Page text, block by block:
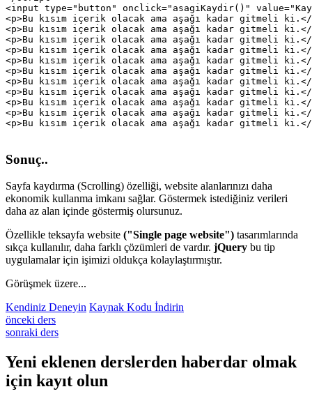
<input type="button" onclick="asagiKaydir()"
<p>Bu kısım içerik olacak ama aşağı kadar gitmeli
<p>Bu kısım içerik olacak ama aşağı kadar gitmeli
<p>Bu kısım içerik olacak ama aşağı kadar gitmeli
<p>Bu kısım içerik olacak ama aşağı kadar gitmeli
<p>Bu kısım içerik olacak ama aşağı kadar gitmeli
<p>Bu kısım içerik olacak ama aşağı kadar gitmeli
<p>Bu kısım içerik olacak ama aşağı kadar gitmeli
<p>Bu kısım içerik olacak ama aşağı kadar gitmeli
<p>Bu kısım içerik olacak ama aşağı kadar gitmeli
<p>Bu kısım içerik olacak ama aşağı kadar gitmeli
Sonuç..
Sayfa kaydırma (Scrolling) özelliği, website alanlarınızı daha
ekonomik kullanma imkanı sağlar. Göstermek istediğiniz verileri
daha az alan içinde göstermiş olursunuz.
Özellikle teksayfa website ("Single page website") tasarımlarında
sıkça kullanılır, daha farklı çözümleri de vardır. jQuery bu tip
uygulamalar için işimizi oldukça kolaylaştırmıştır.
Görüşmek üzere...
Kendiniz Deneyin Kaynak Kodu İndirin
önceki ders
sonraki ders
Yeni eklenen derslerden haberdar olmak
için kayıt olun